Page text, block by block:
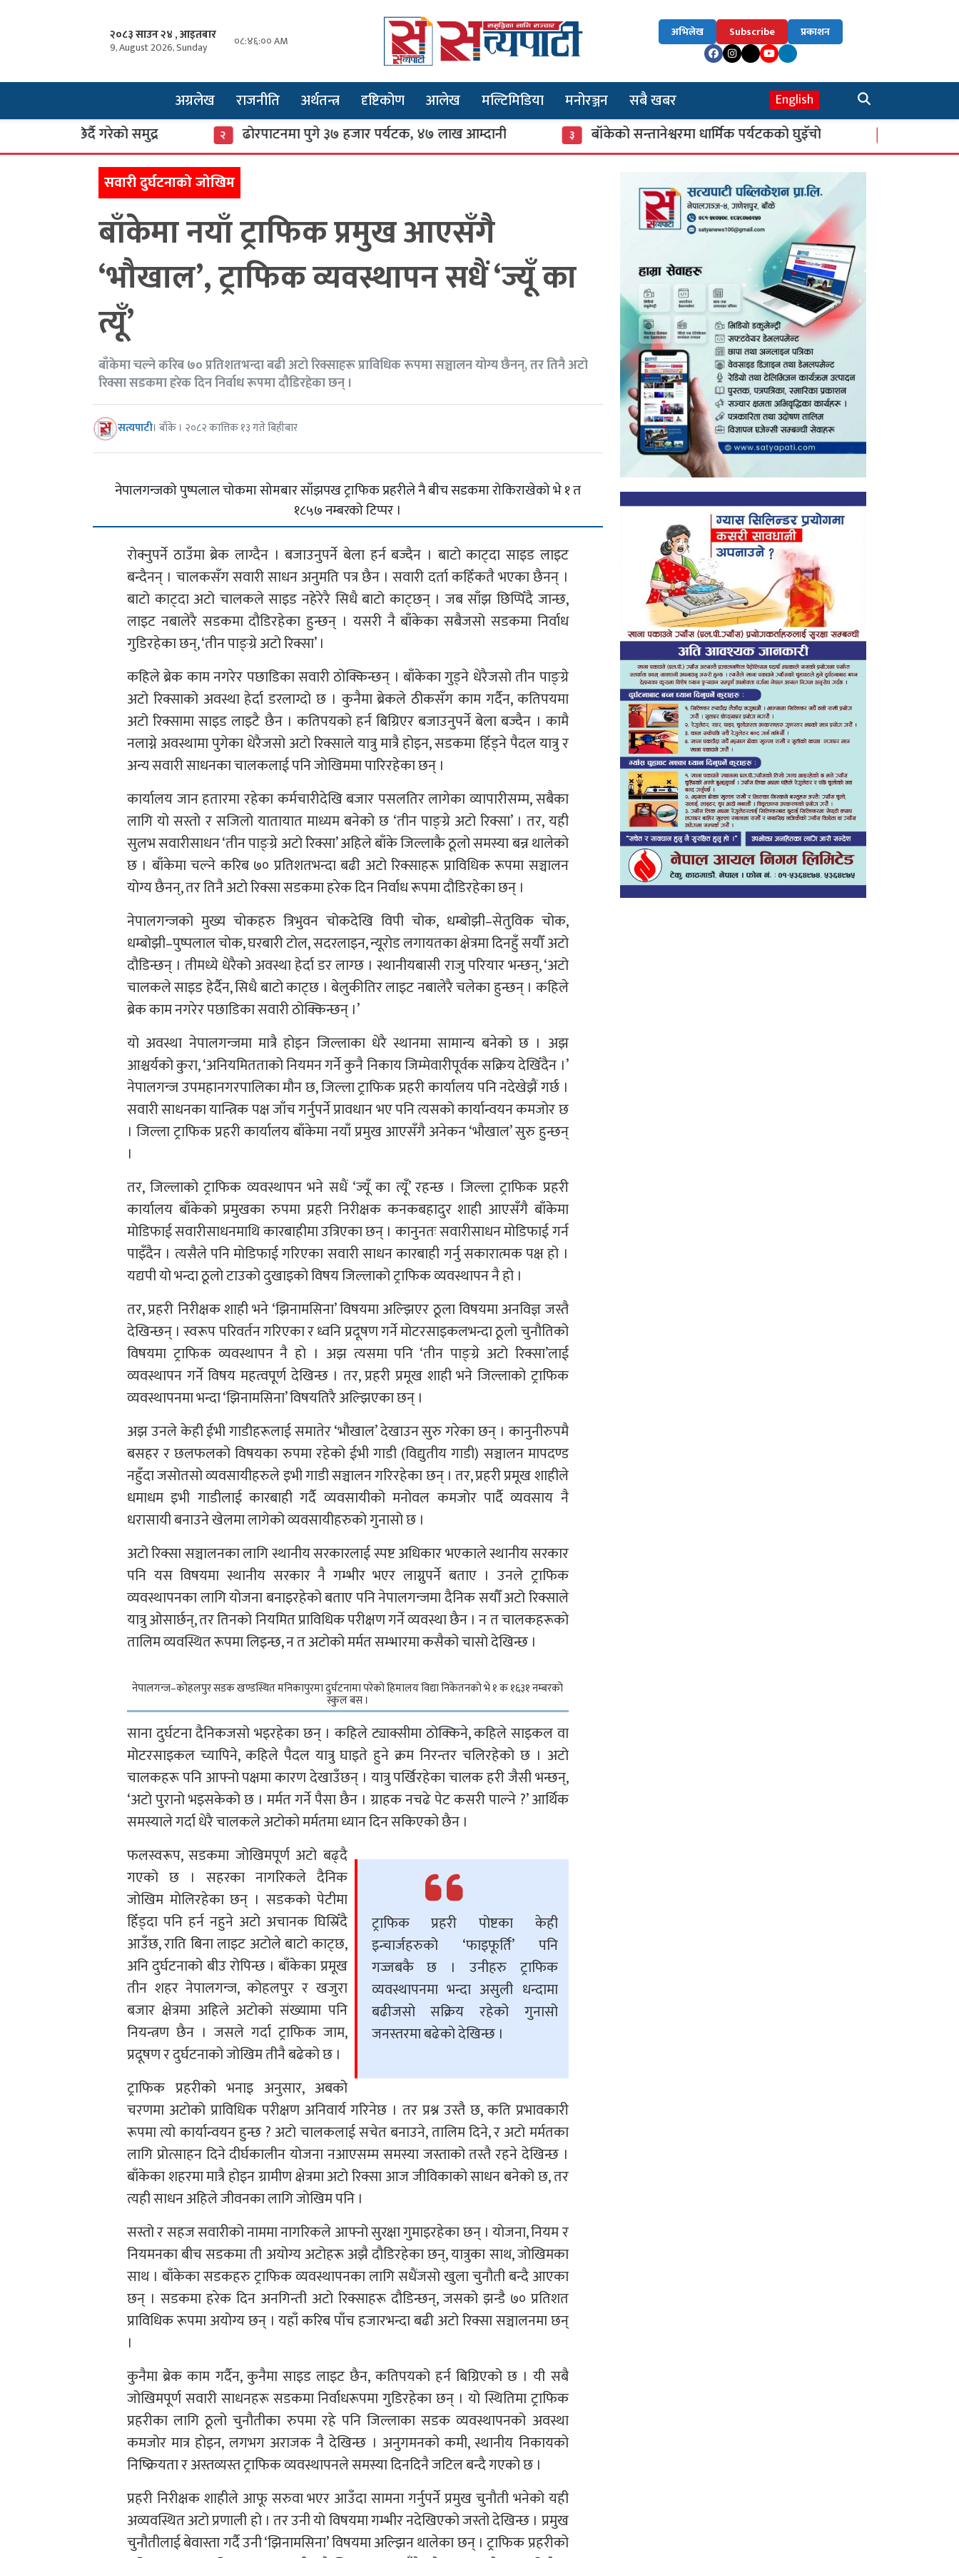
२०८३ साउन २४ , आइतबार
9, August 2026, Sunday ०८:४६:०१ AM
अभिलेख Subscribe प्रकाशन
अग्रलेख राजनीति अर्थतन्त्र दृष्टिकोण आलेख मल्टिमिडिया मनोरञ्जन सबै खबर English
गरेको समुद्र २ ढोरपाटनमा पुगे ३७ हजार पर्यटक, ४७ लाख आम्दानी ३ बाँकेको सन्तानेश्वरमा धार्मिक पर्यटकको घुइँचो ४
सिकाइ चौतारी :
सवारी दुर्घटनाको जोखिम
बाँकेमा नयाँ ट्राफिक प्रमुख आएसँगै
‘भौखाल’, ट्राफिक व्यवस्थापन सधैं ‘ज्यूँ का
त्यूँ’
बाँकेमा चल्ने करिब ७० प्रतिशतभन्दा बढी अटो रिक्साहरू प्राविधिक रूपमा सञ्चालन योग्य छैनन्, तर तिनै अटो
रिक्सा सडकमा हरेक दिन निर्वाध रूपमा दौडिरहेका छन् ।
सत्यपाटी। बाँके । २०८२ कात्तिक १३ गते बिहीबार
नेपालगन्जको पुष्पलाल चोकमा सोमबार साँझपख ट्राफिक प्रहरीले नै बीच सडकमा रोकिराखेको भे १ त
१८५७ नम्बरको टिप्पर ।
रोक्नुपर्ने ठाउँमा ब्रेक लाग्दैन । बजाउनुपर्ने बेला हर्न बज्दैन । बाटो काट्दा साइड लाइट
बन्दैनन् । चालकसँग सवारी साधन अनुमति पत्र छैन । सवारी दर्ता कहिँकतै भएका छैनन् ।
बाटो काट्दा अटो चालकले साइड नहेरेरै सिधै बाटो काट्छन् । जब साँझ छिप्पिँदै जान्छ,
लाइट नबालेरै सडकमा दौडिरहेका हुन्छन् । यसरी नै बाँकेका सबैजसो सडकमा निर्वाध
गुडिरहेका छन्, ‘तीन पाङ्ग्रे अटो रिक्सा’ ।
कहिले ब्रेक काम नगरेर पछाडिका सवारी ठोक्किन्छन् । बाँकेका गुड्ने धेरैजसो तीन पाङ्ग्रे
अटो रिक्साको अवस्था हेर्दा डरलाग्दो छ । कुनैमा ब्रेकले ठीकसँग काम गर्दैन, कतिपयमा
अटो रिक्सामा साइड लाइटै छैन । कतिपयको हर्न बिग्रिएर बजाउनुपर्ने बेला बज्दैन । कामै
नलाग्ने अवस्थामा पुगेका धेरैजसो अटो रिक्साले यात्रु मात्रै होइन, सडकमा हिँड्ने पैदल यात्रु र
अन्य सवारी साधनका चालकलाई पनि जोखिममा पारिरहेका छन् ।
कार्यालय जान हतारमा रहेका कर्मचारीदेखि बजार पसलतिर लागेका व्यापारीसम्म, सबैका
लागि यो सस्तो र सजिलो यातायात माध्यम बनेको छ ‘तीन पाङ्ग्रे अटो रिक्सा’ । तर, यही
सुलभ सवारीसाधन ‘तीन पाङ्ग्रे अटो रिक्सा’ अहिले बाँके जिल्लाकै ठूलो समस्या बन्न थालेको
छ । बाँकेमा चल्ने करिब ७० प्रतिशतभन्दा बढी अटो रिक्साहरू प्राविधिक रूपमा सञ्चालन
योग्य छैनन्, तर तिनै अटो रिक्सा सडकमा हरेक दिन निर्वाध रूपमा दौडिरहेका छन् ।
नेपालगन्जको मुख्य चोकहरु त्रिभुवन चोकदेखि विपी चोक, धम्बोझी–सेतुविक चोक,
धम्बोझी–पुष्पलाल चोक, घरबारी टोल, सदरलाइन, न्यूरोड लगायतका क्षेत्रमा दिनहुँ सयौँ अटो
दौडिन्छन् । तीमध्ये धेरैको अवस्था हेर्दा डर लाग्छ । स्थानीयबासी राजु परियार भन्छन्, ‘अटो
चालकले साइड हेर्दैन, सिधै बाटो काट्छ । बेलुकीतिर लाइट नबालेरै चलेका हुन्छन् । कहिले
ब्रेक काम नगरेर पछाडिका सवारी ठोक्किन्छन् ।’
यो अवस्था नेपालगन्जमा मात्रै होइन जिल्लाका धेरै स्थानमा सामान्य बनेको छ । अझ
आश्चर्यको कुरा, ‘अनियमितताको नियमन गर्ने कुनै निकाय जिम्मेवारीपूर्वक सक्रिय देखिँदैन ।’
नेपालगन्ज उपमहानगरपालिका मौन छ, जिल्ला ट्राफिक प्रहरी कार्यालय पनि नदेखेझैं गर्छ ।
सवारी साधनका यान्त्रिक पक्ष जाँच गर्नुपर्ने प्रावधान भए पनि त्यसको कार्यान्वयन कमजोर छ
। जिल्ला ट्राफिक प्रहरी कार्यालय बाँकेमा नयाँ प्रमुख आएसँगै अनेकन ‘भौखाल’ सुरु हुन्छन्
।
तर, जिल्लाको ट्राफिक व्यवस्थापन भने सधैं ‘ज्यूँ का त्यूँ’ रहन्छ । जिल्ला ट्राफिक प्रहरी
कार्यालय बाँकेको प्रमुखका रुपमा प्रहरी निरीक्षक कनकबहादुर शाही आएसँगै बाँकेमा
मोडिफाई सवारीसाधनमाथि कारबाहीमा उत्रिएका छन् । कानुनतः सवारीसाधन मोडिफाई गर्न
पाइँदैन । त्यसैले पनि मोडिफाई गरिएका सवारी साधन कारबाही गर्नु सकारात्मक पक्ष हो ।
यद्यपी यो भन्दा ठूलो टाउको दुखाइको विषय जिल्लाको ट्राफिक व्यवस्थापन नै हो ।
तर, प्रहरी निरीक्षक शाही भने ‘झिनामसिना’ विषयमा अल्झिएर ठूला विषयमा अनविज्ञ जस्तै
देखिन्छन् । स्वरूप परिवर्तन गरिएका र ध्वनि प्रदूषण गर्ने मोटरसाइकलभन्दा ठूलो चुनौतिको
विषयमा ट्राफिक व्यवस्थापन नै हो । अझ त्यसमा पनि ‘तीन पाङ्ग्रे अटो रिक्सा’लाई
व्यवस्थापन गर्ने विषय महत्वपूर्ण देखिन्छ । तर, प्रहरी प्रमूख शाही भने जिल्लाको ट्राफिक
व्यवस्थापनमा भन्दा ‘झिनामसिना’ विषयतिरै अल्झिएका छन् ।
अझ उनले केही ईभी गाडीहरूलाई समातेर ‘भौखाल’ देखाउन सुरु गरेका छन् । कानुनीरुपमै
बसहर र छलफलको विषयका रुपमा रहेको ईभी गाडी (विद्युतीय गाडी) सञ्चालन मापदण्ड
नहुँदा जसोतसो व्यवसायीहरुले इभी गाडी सञ्चालन गरिरहेका छन् । तर, प्रहरी प्रमूख शाहीले
धमाधम इभी गाडीलाई कारबाही गर्दै व्यवसायीको मनोवल कमजोर पार्दै व्यवसाय नै
धरासायी बनाउने खेलमा लागेको व्यवसायीहरुको गुनासो छ ।
अटो रिक्सा सञ्चालनका लागि स्थानीय सरकारलाई स्पष्ट अधिकार भएकाले स्थानीय सरकार
पनि यस विषयमा स्थानीय सरकार नै गम्भीर भएर लाग्नुपर्ने बताए । उनले ट्राफिक
व्यवस्थापनका लागि योजना बनाइरहेको बताए पनि नेपालगन्जमा दैनिक सयौँ अटो रिक्साले
यात्रु ओसार्छन्, तर तिनको नियमित प्राविधिक परीक्षण गर्ने व्यवस्था छैन । न त चालकहरूको
तालिम व्यवस्थित रूपमा लिइन्छ, न त अटोको मर्मत सम्भारमा कसैको चासो देखिन्छ ।
नेपालगन्ज–कोहलपुर सडक खण्डस्थित मनिकापुरमा दुर्घटनामा परेको हिमालय विद्या निकेतनको भे १ क १६३१ नम्बरको
स्कुल बस ।
साना दुर्घटना दैनिकजसो भइरहेका छन् । कहिले ट्याक्सीमा ठोक्किने, कहिले साइकल वा
मोटरसाइकल च्यापिने, कहिले पैदल यात्रु घाइते हुने क्रम निरन्तर चलिरहेको छ । अटो
चालकहरू पनि आफ्नो पक्षमा कारण देखाउँछन् । यात्रु पर्खिरहेका चालक हरी जैसी भन्छन्,
‘अटो पुरानो भइसकेको छ । मर्मत गर्ने पैसा छैन । ग्राहक नचढे पेट कसरी पाल्ने ?’ आर्थिक
समस्याले गर्दा धेरै चालकले अटोको मर्मतमा ध्यान दिन सकिएको छैन ।
ट्राफिक प्रहरी पोष्टका केही
इन्चार्जहरुको ‘फाइफूर्ति’ पनि
गज्जबकै छ । उनीहरु ट्राफिक
व्यवस्थापनमा भन्दा असुली धन्दामा
बढीजसो सक्रिय रहेको गुनासो
जनस्तरमा बढेको देखिन्छ ।
फलस्वरूप, सडकमा जोखिमपूर्ण अटो बढ्दै
गएको छ । सहरका नागरिकले दैनिक
जोखिम मोलिरहेका छन् । सडकको पेटीमा
हिँड्दा पनि हर्न नहुने अटो अचानक घिस्रिँदै
आउँछ, राति बिना लाइट अटोले बाटो काट्छ,
अनि दुर्घटनाको बीउ रोपिन्छ । बाँकेका प्रमूख
तीन शहर नेपालगन्ज, कोहलपुर र खजुरा
बजार क्षेत्रमा अहिले अटोको संख्यामा पनि
नियन्त्रण छैन । जसले गर्दा ट्राफिक जाम,
प्रदूषण र दुर्घटनाको जोखिम तीनै बढेको छ ।
ट्राफिक प्रहरीको भनाइ अनुसार, अबको
चरणमा अटोको प्राविधिक परीक्षण अनिवार्य गरिनेछ । तर प्रश्न उस्तै छ, कति प्रभावकारी
रूपमा त्यो कार्यान्वयन हुन्छ ? अटो चालकलाई सचेत बनाउने, तालिम दिने, र अटो मर्मतका
लागि प्रोत्साहन दिने दीर्घकालीन योजना नआएसम्म समस्या जस्ताको तस्तै रहने देखिन्छ ।
बाँकेका शहरमा मात्रै होइन ग्रामीण क्षेत्रमा अटो रिक्सा आज जीविकाको साधन बनेको छ, तर
त्यही साधन अहिले जीवनका लागि जोखिम पनि ।
सस्तो र सहज सवारीको नाममा नागरिकले आफ्नो सुरक्षा गुमाइरहेका छन् । योजना, नियम र
नियमनका बीच सडकमा ती अयोग्य अटोहरू अझै दौडिरहेका छन्, यात्रुका साथ, जोखिमका
साथ । बाँकेका सडकहरु ट्राफिक व्यवस्थापनका लागि सधैंजसो खुला चुनौती बन्दै आएका
छन् । सडकमा हरेक दिन अनगिन्ती अटो रिक्साहरू दौडिन्छन्, जसको झन्डै ७० प्रतिशत
प्राविधिक रूपमा अयोग्य छन् । यहाँ करिब पाँच हजारभन्दा बढी अटो रिक्सा सञ्चालनमा छन्
।
कुनैमा ब्रेक काम गर्दैन, कुनैमा साइड लाइट छैन, कतिपयको हर्न बिग्रिएको छ । यी सबै
जोखिमपूर्ण सवारी साधनहरू सडकमा निर्वाधरूपमा गुडिरहेका छन् । यो स्थितिमा ट्राफिक
प्रहरीका लागि ठूलो चुनौतीका रुपमा रहे पनि जिल्लाका सडक व्यवस्थापनको अवस्था
कमजोर मात्र होइन, लगभग अराजक नै देखिन्छ । अनुगमनको कमी, स्थानीय निकायको
निष्क्रियता र अस्तव्यस्त ट्राफिक व्यवस्थापनले समस्या दिनदिनै जटिल बन्दै गएको छ ।
प्रहरी निरीक्षक शाहीले आफू सरुवा भएर आउँदा सामना गर्नुपर्ने प्रमुख चुनौती भनेको यही
अव्यवस्थित अटो प्रणाली हो । तर उनी यो विषयमा गम्भीर नदेखिएको जस्तो देखिन्छ । प्रमुख
चुनौतीलाई बेवास्ता गर्दै उनी ‘झिनामसिना’ विषयमा अल्झिन थालेका छन् । ट्राफिक प्रहरीको